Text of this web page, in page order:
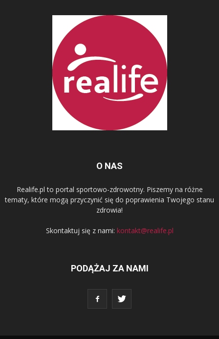
O NAS
Realife.pl to portal sportowo-zdrowotny. Piszemy na różne
tematy, które mogą przyczynić się do poprawienia Twojego stanu
zdrowia!
Skontaktuj się z nami: kontakt@realife.pl
PODĄŻAJ ZA NAMI